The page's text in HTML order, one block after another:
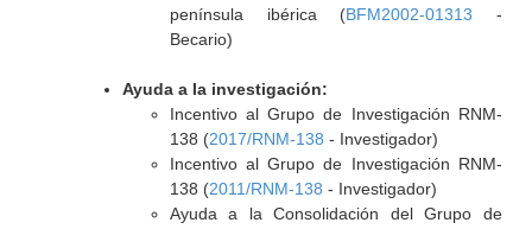
península ibérica (BFM2002-01313 -
Becario)
Ayuda a la investigación:
Incentivo al Grupo de Investigación RNM-
138 (2017/RNM-138 - Investigador)
Incentivo al Grupo de Investigación RNM-
138 (2011/RNM-138 - Investigador)
Ayuda a la Consolidación del Grupo de